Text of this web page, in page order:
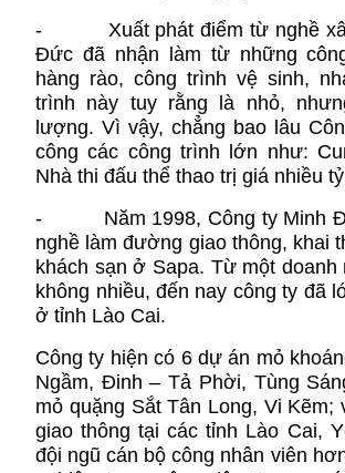
- Xuất phát điểm từ nghề xây
Đức đã nhận làm từ những
hàng rào, công trình vệ sinh,
trình này tuy rằng là nhỏ,
lượng. Vì vậy, chẳng bao lâu
công các công trình lớn như:
Nhà thi đấu thể thao trị giá nhiều
- Năm 1998, Công ty Minh
nghề làm đường giao thông, khai
khách sạn ở Sapa. Từ một
không nhiều, đến nay công ty đã
ở tỉnh Lào Cai.
Công ty hiện có 6 dự án mỏ
Ngầm, Đinh – Tả Phời, Tùng
mỏ quặng Sắt Tân Long, Vi
giao thông tại các tỉnh Lào Cai,
đội ngũ cán bộ công nhân viên